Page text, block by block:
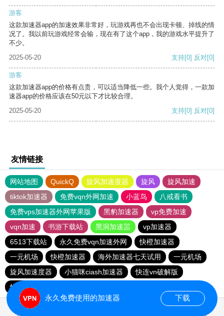
游客
这款加速器app的加速效果非常好，玩游戏再也不会出现卡顿、掉线的情
况了。我以前玩游戏经常会输，现在有了这个app，我的游戏水平提升了
不少。
2025-05-20
支持[0] 反对[0]
游客
这款加速器app的价格有点贵，可以适当降低一些。我个人觉得，一款加
速器app的价格应该在50元以下才比较合理。
2025-05-20
支持[0] 反对[0]
友情链接
网站地图 QuickQ 旋风加速度器 旋风
旋风加速
tiktok加速器
免费vqn外网加速 小蓝鸟
八戒看书
免费vps加速器外网苹果版
黑豹加速器
vp免费加速
vqn加速
书游下载站 黑洞加速噐
vp加速器
6513下载站
永久免费vqn加速外网
快橙加速器
一元机场
快橙加速器 海外加速器七天试用
一元机场
旋风加速度器
小猫咪ciash加速器
快连vn破解版
快鸭加速器
永久免费使用的加速器 下载